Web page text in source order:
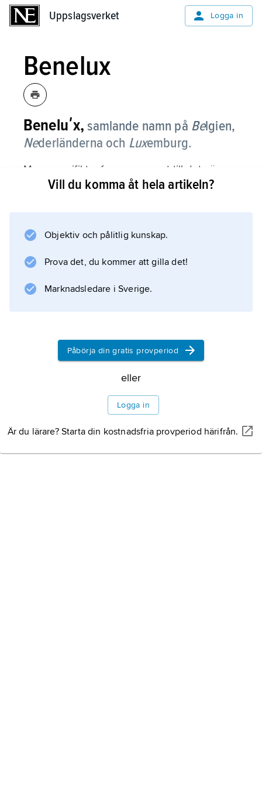
Uppslagsverket Logga in
Benelux
Beneluʹx, samlande namn på Belgien,
Nederländerna och Luxemburg.
Mera specifikt refererar namnet till det nära
ekonomiska samarbetet mellan dessa stater.
EG/EU.
Information om artikeln
Vill du komma åt hela artikeln?
Objektiv och pålitlig kunskap.
Prova det, du kommer att gilla det!
Marknadsledare i Sverige.
Påbörja din gratis provperiod
eller
Logga in
Är du lärare? Starta din kostnadsfria provperiod härifrån.